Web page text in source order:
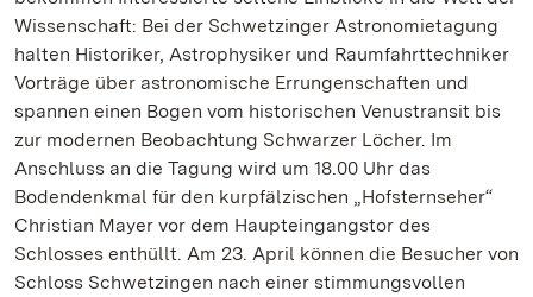
Wissenschaft: Bei der Schwetzinger Astronomietagung
halten Historiker, Astrophysiker und Raumfahrttechniker
Vorträge über astronomische Errungenschaften und
spannen einen Bogen vom historischen Venustransit bis
zur modernen Beobachtung Schwarzer Löcher. Im
Anschluss an die Tagung wird um 18.00 Uhr das
Bodendenkmal für den kurpfälzischen „Hofsternseher“
Christian Mayer vor dem Haupteingangstor des
Schlosses enthüllt. Am 23. April können die Besucher von
Schloss Schwetzingen nach einer stimmungsvollen